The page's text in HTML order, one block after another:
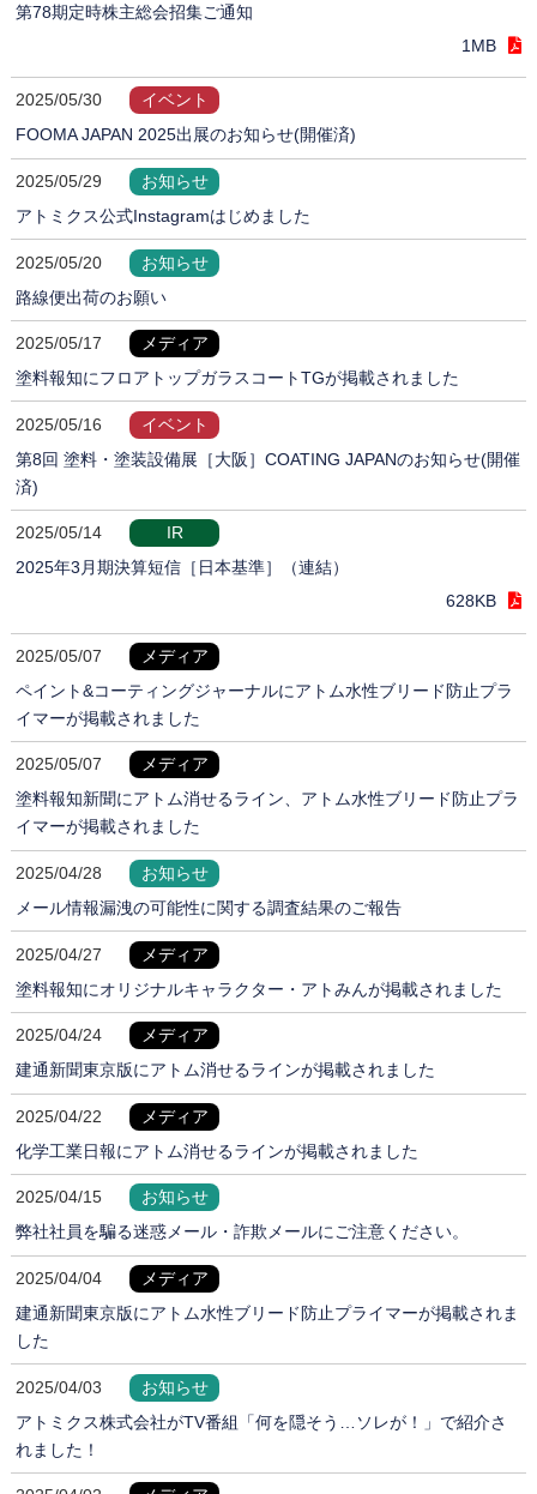
第78期定時株主総会招集ご通知
1MB
2025/05/30
イベント
FOOMA JAPAN 2025出展のお知らせ(開催済)
2025/05/29
お知らせ
アトミクス公式Instagramはじめました
2025/05/20
お知らせ
路線便出荷のお願い
2025/05/17
メディア
塗料報知にフロアトップガラスコートTGが掲載されました
2025/05/16
イベント
第8回 塗料・塗装設備展［大阪］COATING JAPANのお知らせ(開催
済)
2025/05/14
IR
2025年3月期決算短信［日本基準］（連結）
628KB
2025/05/07
メディア
ペイント&コーティングジャーナルにアトム水性ブリード防止プラ
イマーが掲載されました
2025/05/07
メディア
塗料報知新聞にアトム消せるライン、アトム水性ブリード防止プラ
イマーが掲載されました
2025/04/28
お知らせ
メール情報漏洩の可能性に関する調査結果のご報告
2025/04/27
メディア
塗料報知にオリジナルキャラクター・アトみんが掲載されました
2025/04/24
メディア
建通新聞東京版にアトム消せるラインが掲載されました
2025/04/22
メディア
化学工業日報にアトム消せるラインが掲載されました
2025/04/15
お知らせ
弊社社員を騙る迷惑メール・詐欺メールにご注意ください。
2025/04/04
メディア
建通新聞東京版にアトム水性ブリード防止プライマーが掲載されま
した
2025/04/03
お知らせ
アトミクス株式会社がTV番組「何を隠そう…ソレが！」で紹介さ
れました！